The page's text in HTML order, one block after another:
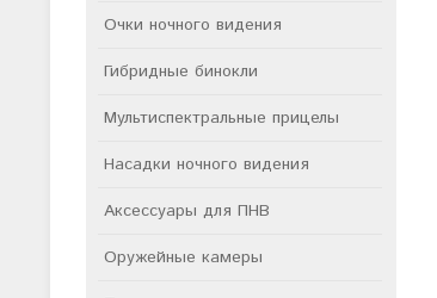
Очки ночного видения
Гибридные бинокли
Мультиспектральные прицелы
Насадки ночного видения
Аксессуары для ПНВ
Оружейные камеры